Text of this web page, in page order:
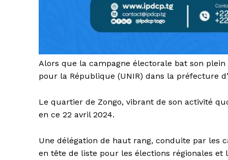
Alors que la campagne électorale bat son
pour la République (UNIR) dans la préfecture
Le quartier de Zongo, vibrant de son activité
en ce 22 avril 2024.
Une délégation de haut rang, conduite par les
en tête de liste pour les élections régionales